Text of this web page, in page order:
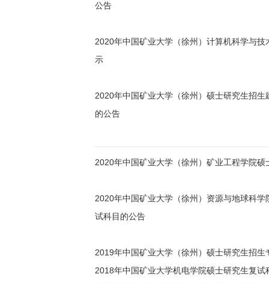
公告
2020年中国矿业大学（徐州）计算机科学与
示
2020年中国矿业大学（徐州）硕士研究生招
的公告
2020年中国矿业大学（徐州）矿业工程学院
2020年中国矿业大学（徐州）资源与地球科
试科目的公告
2019年中国矿业大学（徐州）硕士研究生招生
2018年中国矿业大学机电学院硕士研究生复试